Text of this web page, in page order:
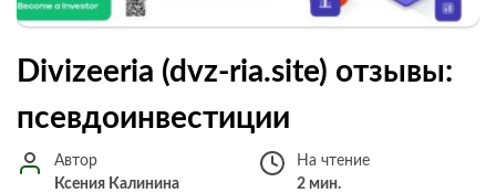
Divizeeria (dvz-ria.site) отзывы:
псевдоинвестиции
Автор
Ксения Калинина
На чтение
2 мин.